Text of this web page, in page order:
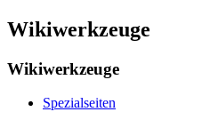
Wikiwerkzeuge
Wikiwerkzeuge
Spezialseiten